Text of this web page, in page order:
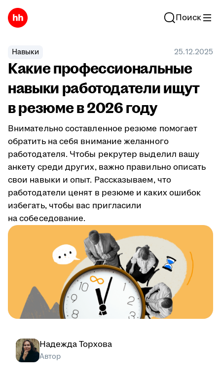
Поиск
Навыки 25.12.2025
Какие профессиональные
навыки работодатели ищут
в резюме в 2026 году
Внимательно составленное резюме помогает
обратить на себя внимание желанного
работодателя. Чтобы рекрутер выделил вашу
анкету среди других, важно правильно описать
свои навыки и опыт. Рассказываем, что
работодатели ценят в резюме и каких ошибок
избегать, чтобы вас пригласили
на собеседование.
Надежда Торхова
Автор